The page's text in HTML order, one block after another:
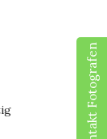
Kontakt Fotografen